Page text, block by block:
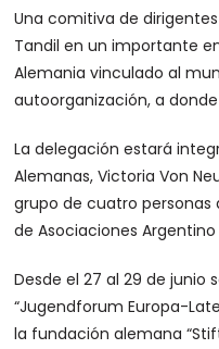
Una comitiva de
Tandil en un importante
Alemania vinculado al
autoorganización, a
La delegación estará
Alemanas, Victoria Von
grupo de cuatro personas
de Asociaciones
Desde el 27 al 29 de junio
“Jugendforum Europa-
la fundación alemana